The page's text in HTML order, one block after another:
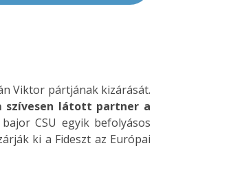
Viktor pártjának kizárását.
szívesen látott partner a
CSU egyik befolyásos
ki a Fideszt az Európai